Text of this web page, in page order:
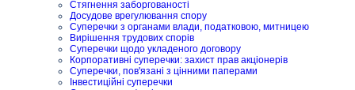
Стягнення заборгованості
Досудове врегулювання спору
Суперечки з органами влади, податковою, митницею
Вирішення трудових спорів
Суперечки щодо укладеного договору
Корпоративні суперечки: захист прав акціонерів
Суперечки, пов'язані з цінними паперами
Інвестиційні суперечки